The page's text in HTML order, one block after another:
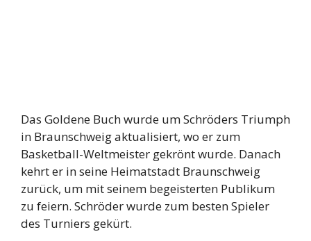
Das Goldene Buch wurde um Schröders Triumph
in Braunschweig aktualisiert, wo er zum
Basketball-Weltmeister gekrönt wurde. Danach
kehrt er in seine Heimatstadt Braunschweig
zurück, um mit seinem begeisterten Publikum
zu feiern. Schröder wurde zum besten Spieler
des Turniers gekürt.